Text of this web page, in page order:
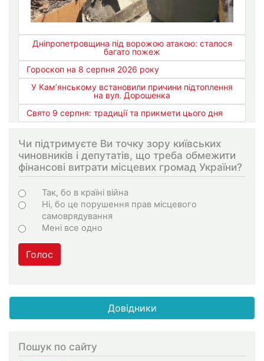
Дніпропетровщина під ворожою атакою: сталося
багато пожеж
Гороскоп на 8 серпня 2026 року
У Кам’янському встановили причини підтоплення
на вул. Дорошенка
Свято 9 серпня: традиції та прикмети цього дня
Чи підтримуєте Ви точку зору київських
чиновників і депутатів, що треба обмежити
фінансові витрати місцевих громад України?
Варіанти
Так, бо в країні війна
Ні, бо це порушення прав місцевого
самоврядування
Мені все одно
Голос
Довідники
Пошук по сайту